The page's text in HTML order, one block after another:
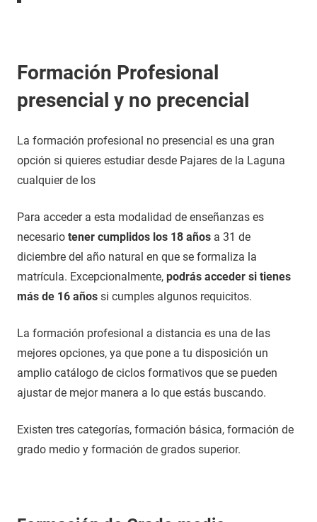
Formación Profesional
presencial y no precencial
La formación profesional no presencial es una gran
opción si quieres estudiar desde Pajares de la Laguna
cualquier de los
Para acceder a esta modalidad de enseñanzas es
necesario tener cumplidos los 18 años a 31 de
diciembre del año natural en que se formaliza la
matrícula. Excepcionalmente, podrás acceder si tienes
más de 16 años si cumples algunos requicitos.
La formación profesional a distancia es una de las
mejores opciones, ya que pone a tu disposición un
amplio catálogo de ciclos formativos que se pueden
ajustar de mejor manera a lo que estás buscando.
Existen tres categorías, formación básica, formación de
grado medio y formación de grados superior.